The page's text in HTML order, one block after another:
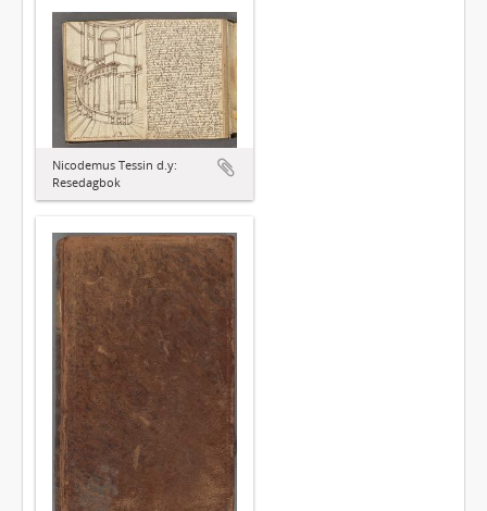
Nicodemus Tessin d.y:
Resedagbok